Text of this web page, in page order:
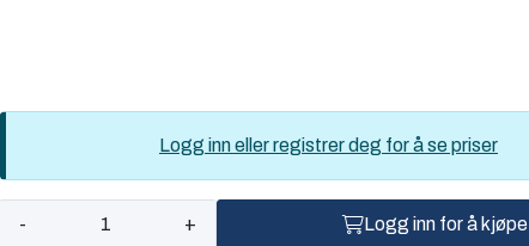
Logg inn eller registrer deg for å se priser
- + Logg inn for å kjøpe